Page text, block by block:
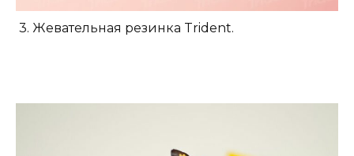
3. Жевательная резинка Trident.